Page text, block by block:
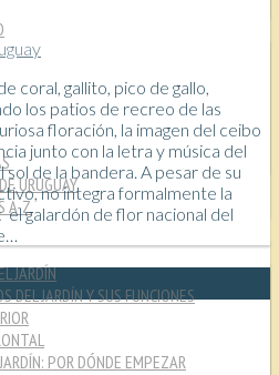
URUGUAY
A-Z
JARDÍN
DEL JARDÍN Y SUS FUNCIONES
POR DÓNDE EMPEZAR
coral, gallito, pico de gallo,
los patios de recreo de las
floración, la imagen del ceibo
junto con la letra y música del
sol de la bandera. A pesar de su
no integra formalmente la
galardón de flor nacional del